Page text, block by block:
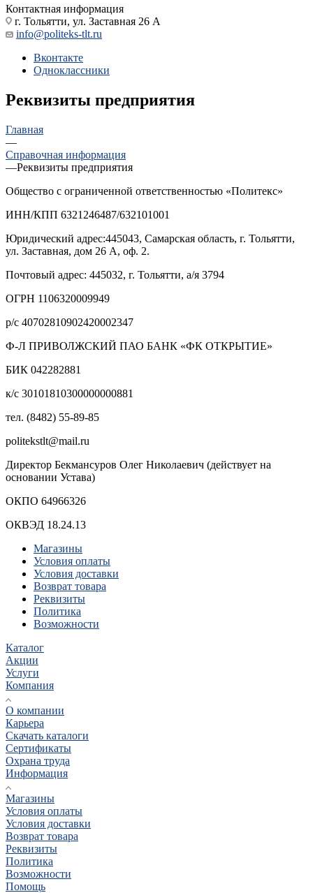
Контактная информация
г. Тольятти, ул. Заставная 26 А
info@politeks-tlt.ru
Вконтакте
Одноклассники
Реквизиты предприятия
Главная
—
Справочная информация
—Реквизиты предприятия
Общество с ограниченной ответственностью «Политекс»
ИНН/КПП 6321246487/632101001
Юридический адрес:445043, Самарская область, г. Тольятти,
ул. Заставная, дом 26 А, оф. 2.
Почтовый адрес: 445032, г. Тольятти, а/я 3794
ОГРН 1106320009949
р/с 40702810902420002347
Ф-Л ПРИВОЛЖСКИЙ ПАО БАНК «ФК ОТКРЫТИЕ»
БИК 042282881
к/с 30101810300000000881
тел. (8482) 55-89-85
politekstlt@mail.ru
Директор Бекмансуров Олег Николаевич (действует на
основании Устава)
ОКПО 64966326
ОКВЭД 18.24.13
Магазины
Условия оплаты
Условия доставки
Возврат товара
Реквизиты
Политика
Возможности
Каталог
Акции
Услуги
Компания
О компании
Карьера
Cкачать каталоги
Сертификаты
Охрана труда
Информация
Магазины
Условия оплаты
Условия доставки
Возврат товара
Реквизиты
Политика
Возможности
Помощь